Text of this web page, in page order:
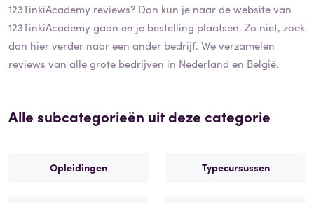
123TinkiAcademy reviews? Dan kun je naar de website van
123TinkiAcademy gaan en je bestelling plaatsen. Zo niet, zoek
dan hier verder naar een ander bedrijf. We verzamelen
reviews van alle grote bedrijven in Nederland en België.
Alle subcategorieën uit deze categorie
Opleidingen Typecursussen